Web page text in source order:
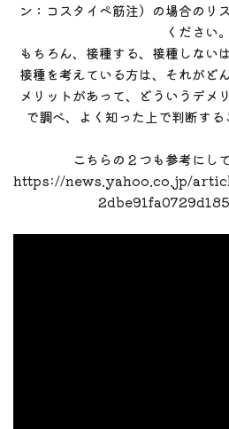
ン：コスタイペ筋注）の場合のリ
ください。
もちろん、接種する、接種しない
接種を考えている方は、それがど
メリットがあって、どういうデメ
で調べ、よく知った上で判断する
こちらの２つも参考にし
https://news.yahoo.co.jp/